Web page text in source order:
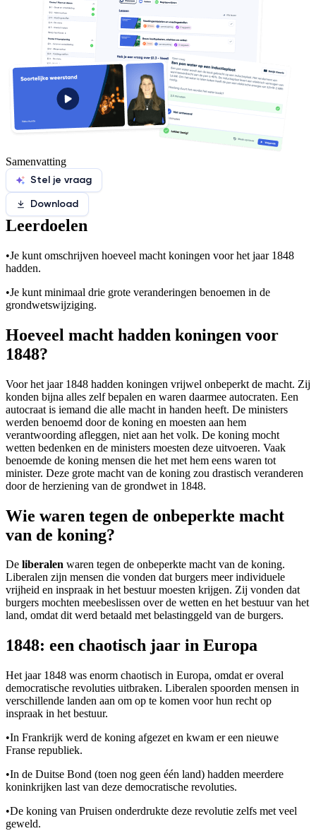
Samenvatting
Stel je vraag
Download
Leerdoelen
•Je kunt omschrijven hoeveel macht koningen voor het jaar 1848
hadden.
•Je kunt minimaal drie grote veranderingen benoemen in de
grondwetswijziging.
Hoeveel macht hadden koningen voor
1848?
Voor het jaar 1848 hadden koningen vrijwel onbeperkt de macht. Zij
konden bijna alles zelf bepalen en waren daarmee autocraten. Een
autocraat is iemand die alle macht in handen heeft. De ministers
werden benoemd door de koning en moesten aan hem
verantwoording afleggen, niet aan het volk. De koning mocht
wetten bedenken en de ministers moesten deze uitvoeren. Vaak
benoemde de koning mensen die het met hem eens waren tot
minister. Deze grote macht van de koning zou drastisch veranderen
door de herziening van de grondwet in 1848.
Wie waren tegen de onbeperkte macht
van de koning?
De liberalen waren tegen de onbeperkte macht van de koning.
Liberalen zijn mensen die vonden dat burgers meer individuele
vrijheid en inspraak in het bestuur moesten krijgen. Zij vonden dat
burgers mochten meebeslissen over de wetten en het bestuur van het
land, omdat dit werd betaald met belastinggeld van de burgers.
1848: een chaotisch jaar in Europa
Het jaar 1848 was enorm chaotisch in Europa, omdat er overal
democratische revoluties uitbraken. Liberalen spoorden mensen in
verschillende landen aan om op te komen voor hun recht op
inspraak in het bestuur.
•In Frankrijk werd de koning afgezet en kwam er een nieuwe
Franse republiek.
•In de Duitse Bond (toen nog geen één land) hadden meerdere
koninkrijken last van deze democratische revoluties.
•De koning van Pruisen onderdrukte deze revolutie zelfs met veel
geweld.